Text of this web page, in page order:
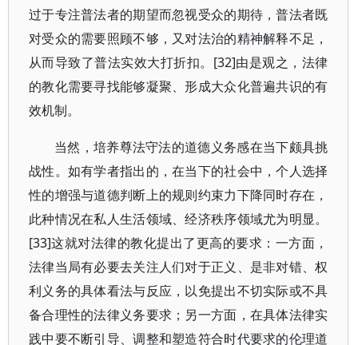
过于专注普法者的期望而忽视受众的期待，普法者既
对受众的需要照顾不够，又对法治的精神解释不足，
从而导致了普法实效大打折扣。[32]由是观之，法律
的教化需要寻找能够凝聚、形成大众化普遍共识的有
效机制。
当然，培养尊法守法的道德义务感在当下颇具挑
战性。如有学者指出的，在当下的社会中，个人选择
性的增强与道德判断上的规则约束力下降同时存在，
此种情况在私人生活领域、经济秩序领域尤为明显。
[33]这就对法律的教化提出了更高的要求：一方面，
法律当局有必要去关注人们对于正义、是非对错、权
利义务的具体看法与反应，以免提出不切实际或不具
备合理性的法律义务要求；另一方面，在具体法律实
践中要不断引导、调整和塑造符合时代要求的伦理道